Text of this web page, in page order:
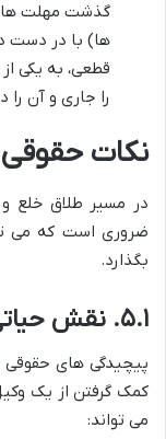
گذشت مهلت های
ها) با در دست
قطعی، به یکی
را جاری و آن
نکات حقوقی
در مسیر طلاق خلع
ضروری است که می
بگذارد.
۵.۱. نقش حیاتی وکیل متخصص خانواده
پیچیدگی های حقوقی
کمک گرفتن از یک
می تواند: